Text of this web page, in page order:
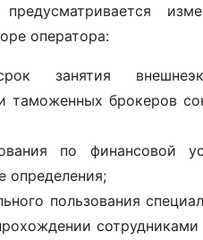
оператора:
занятия
таможенных брокеров
по финансовой
определения;
пользования